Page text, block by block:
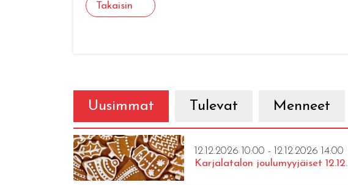
Takaisin
Uusimmat Tulevat Menneet
12.12.2026 10:00 - 12.12.2026 14:00
Karjalatalon joulumyyjäiset 12.12.